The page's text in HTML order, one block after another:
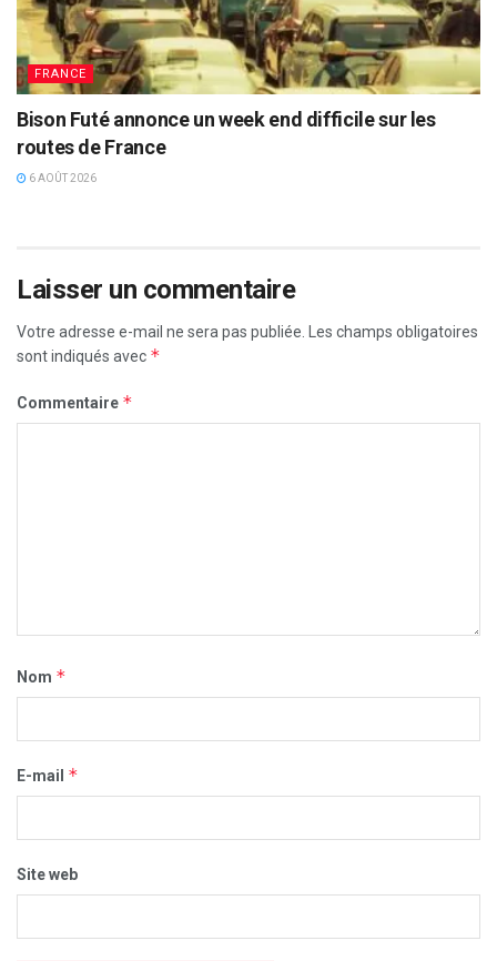
FRANCE
Bison Futé annonce un week end difficile sur les
routes de France
6 AOÛT 2026
Laisser un commentaire
Votre adresse e-mail ne sera pas publiée. Les champs obligatoires
sont indiqués avec *
Commentaire *
Nom *
E-mail *
Site web